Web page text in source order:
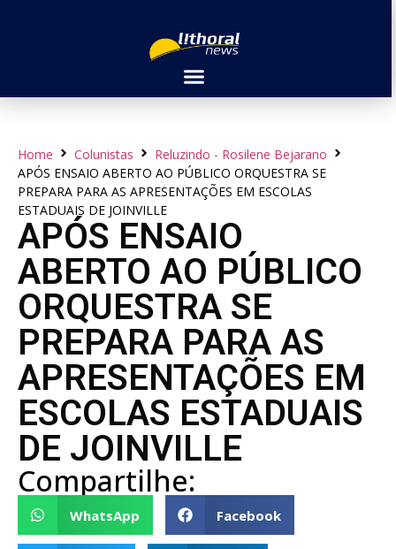
Home Colunistas
Reluzindo - Rosilene Bejarano
APÓS ENSAIO ABERTO AO PÚBLICO ORQUESTRA SE
PREPARA PARA AS APRESENTAÇÕES EM ESCOLAS
ESTADUAIS DE JOINVILLE
APÓS ENSAIO
ABERTO AO PÚBLICO
ORQUESTRA SE
PREPARA PARA AS
APRESENTAÇÕES EM
ESCOLAS ESTADUAIS
DE JOINVILLE
Compartilhe:
WhatsApp Facebook